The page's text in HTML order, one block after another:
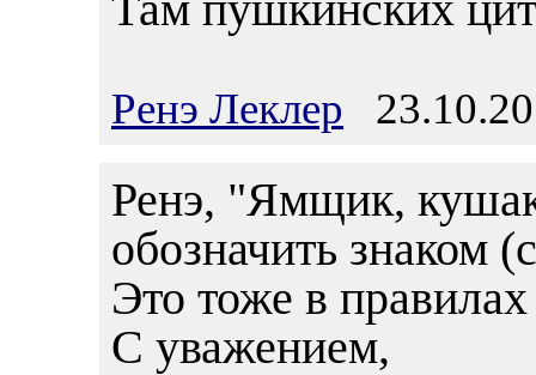
Ренэ Леклер
Ренэ, "Ямщик,
обозначить знаком
Это тоже в
С уважением,